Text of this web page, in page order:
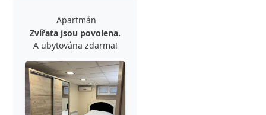
Apartmán
Zvířata jsou povolena.
A ubytována zdarma!